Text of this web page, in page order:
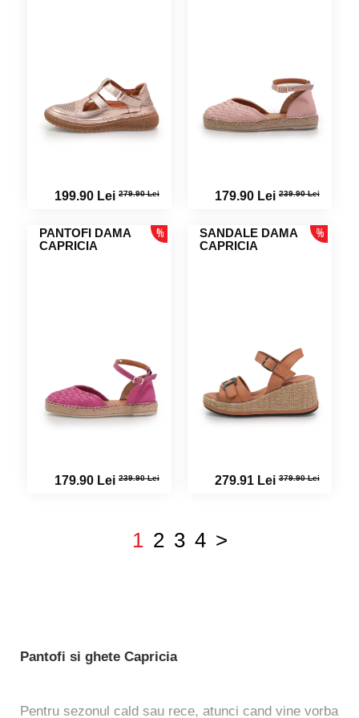
199.90 Lei 279.90 Lei 179.90 Lei239.90 Lei
PANTOFI DAMA
CAPRICIA
179.90 Lei 239.90 Lei
SANDALE DAMA
CAPRICIA
279.91 Lei379.90 Lei
1 2 3 4 >
Pantofi si ghete Capricia
Pentru sezonul cald sau rece, atunci cand vine vorba